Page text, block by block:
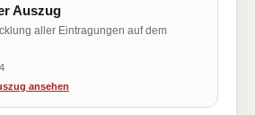
Auszug
aller Eintragungen auf dem
ansehen